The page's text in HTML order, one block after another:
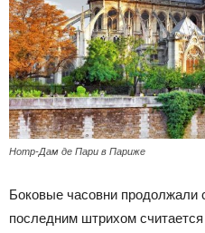
Нотр-Дам де Пари в Париже
Боковые часовни продолжали
последним штрихом